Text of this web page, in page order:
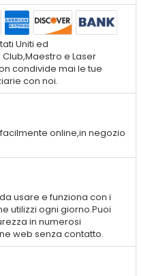
Uniti ed
Club,Maestro e Laser
condivide mai le tue
con noi.
online,in negozio
usare e funziona con i
utilizzi ogni giorno.Puoi
in numerosi
web senza contatto.